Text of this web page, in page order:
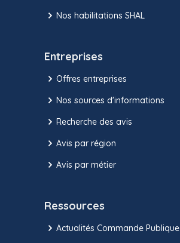
Nos habilitations SHAL
Entreprises
Offres entreprises
Nos sources d'informations
Recherche des avis
Avis par région
Avis par métier
Ressources
Actualités Commande Publique